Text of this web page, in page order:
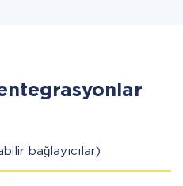
bağlayıcılar)